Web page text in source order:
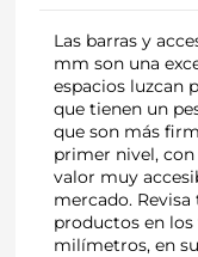
Las barras y
mm son una
espacios luzcan
que tienen un
que son más
primer nivel,
valor muy
mercado.
productos en
milímetros, en